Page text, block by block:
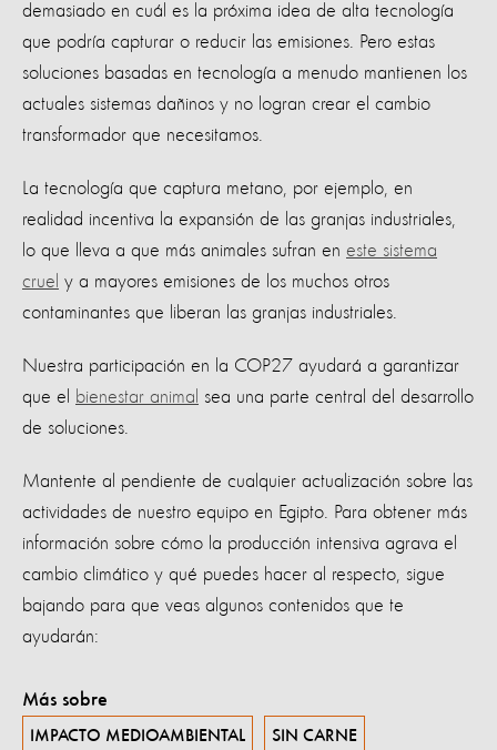
demasiado en cuál es la próxima idea de alta tecnología
que podría capturar o reducir las emisiones. Pero estas
soluciones basadas en tecnología a menudo mantienen los
actuales sistemas dañinos y no logran crear el cambio
transformador que necesitamos.
La tecnología que captura metano, por ejemplo, en
realidad incentiva la expansión de las granjas industriales,
lo que lleva a que más animales sufran en este sistema
cruel y a mayores emisiones de los muchos otros
contaminantes que liberan las granjas industriales.
Nuestra participación en la COP27 ayudará a garantizar
que el
bienestar animal sea una parte central del desarrollo
de soluciones.
Mantente al pendiente de cualquier actualización sobre las
actividades de nuestro equipo en Egipto. Para obtener más
información sobre cómo la producción intensiva agrava el
cambio climático y qué puedes hacer al respecto, sigue
bajando para que veas algunos contenidos que te
ayudarán:
Más sobre
IMPACTO MEDIOAMBIENTAL SIN CARNE